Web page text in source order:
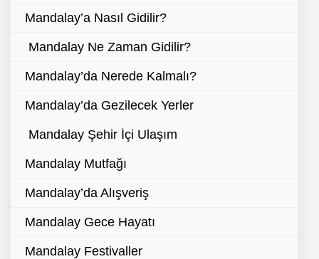
Mandalay’a Nasıl Gidilir?
Mandalay Ne Zaman Gidilir?
Mandalay’da Nerede Kalmalı?
Mandalay’da Gezilecek Yerler
Mandalay Şehir İçi Ulaşım
Mandalay Mutfağı
Mandalay’da Alışveriş
Mandalay Gece Hayatı
Mandalay Festivaller